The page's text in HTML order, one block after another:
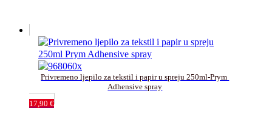
Privremeno ljepilo za tekstil i papir u spreju 250ml-Prym
Adhensive spray
17,90 €